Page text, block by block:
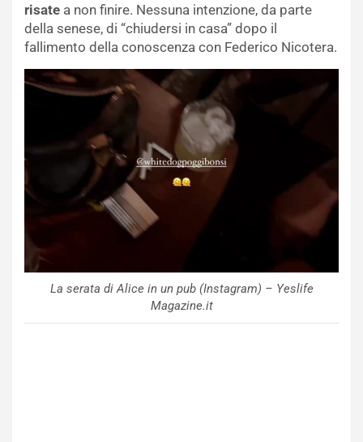
risate a non finire. Nessuna intenzione, da parte
della senese, di “chiudersi in casa” dopo il
fallimento della conoscenza con Federico Nicotera.
La serata di Alice in un pub (Instagram) – Yeslife
Magazine.it